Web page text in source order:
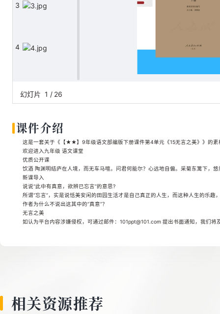
3
4
6
10
幻灯片 1 / 26
课件介绍
这是一套关于《【★★】9年级语文部编版下册课件第4单元《15无言之美》》的
欢迎进入九年级 语文课堂
优质公开课
饮酒 陶渊明结庐在人境，而无车马喧。问君何能尔？心远地自偏。采菊东篱下，
新课导入
说说“此中有真意，欲辨已忘言”的意思?
所谓“忘言”，实是说恬美安闲的田园生活才是自己真正的人生，而这种人生的乐趣
作者为什么不说出这其中的“真意”？
无言之美
如认为平台内容涉嫌侵权，可通过邮件：101ppt@101.com 提出书面通知，我们将
相关资源推荐